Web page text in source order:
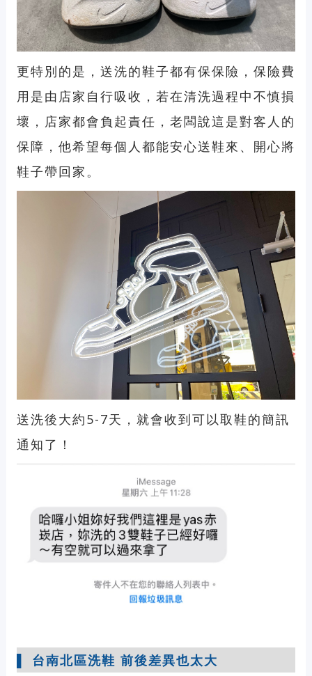
更特別的是，送洗的鞋子都有保保險，保險費
用是由店家自行吸收，若在清洗過程中不慎損
壞，店家都會負起責任，老闆說這是對客人的
保障，他希望每個人都能安心送鞋來、開心將
鞋子帶回家。
送洗後大約5-7天，就會收到可以取鞋的簡訊
通知了！
▌ 台南北區洗鞋 前後差異也太大